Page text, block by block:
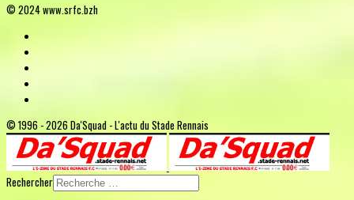
© 2024 www.srfc.bzh
© 1996 - 2026 Da'Squad - L'actu du Stade Rennais
Rechercher